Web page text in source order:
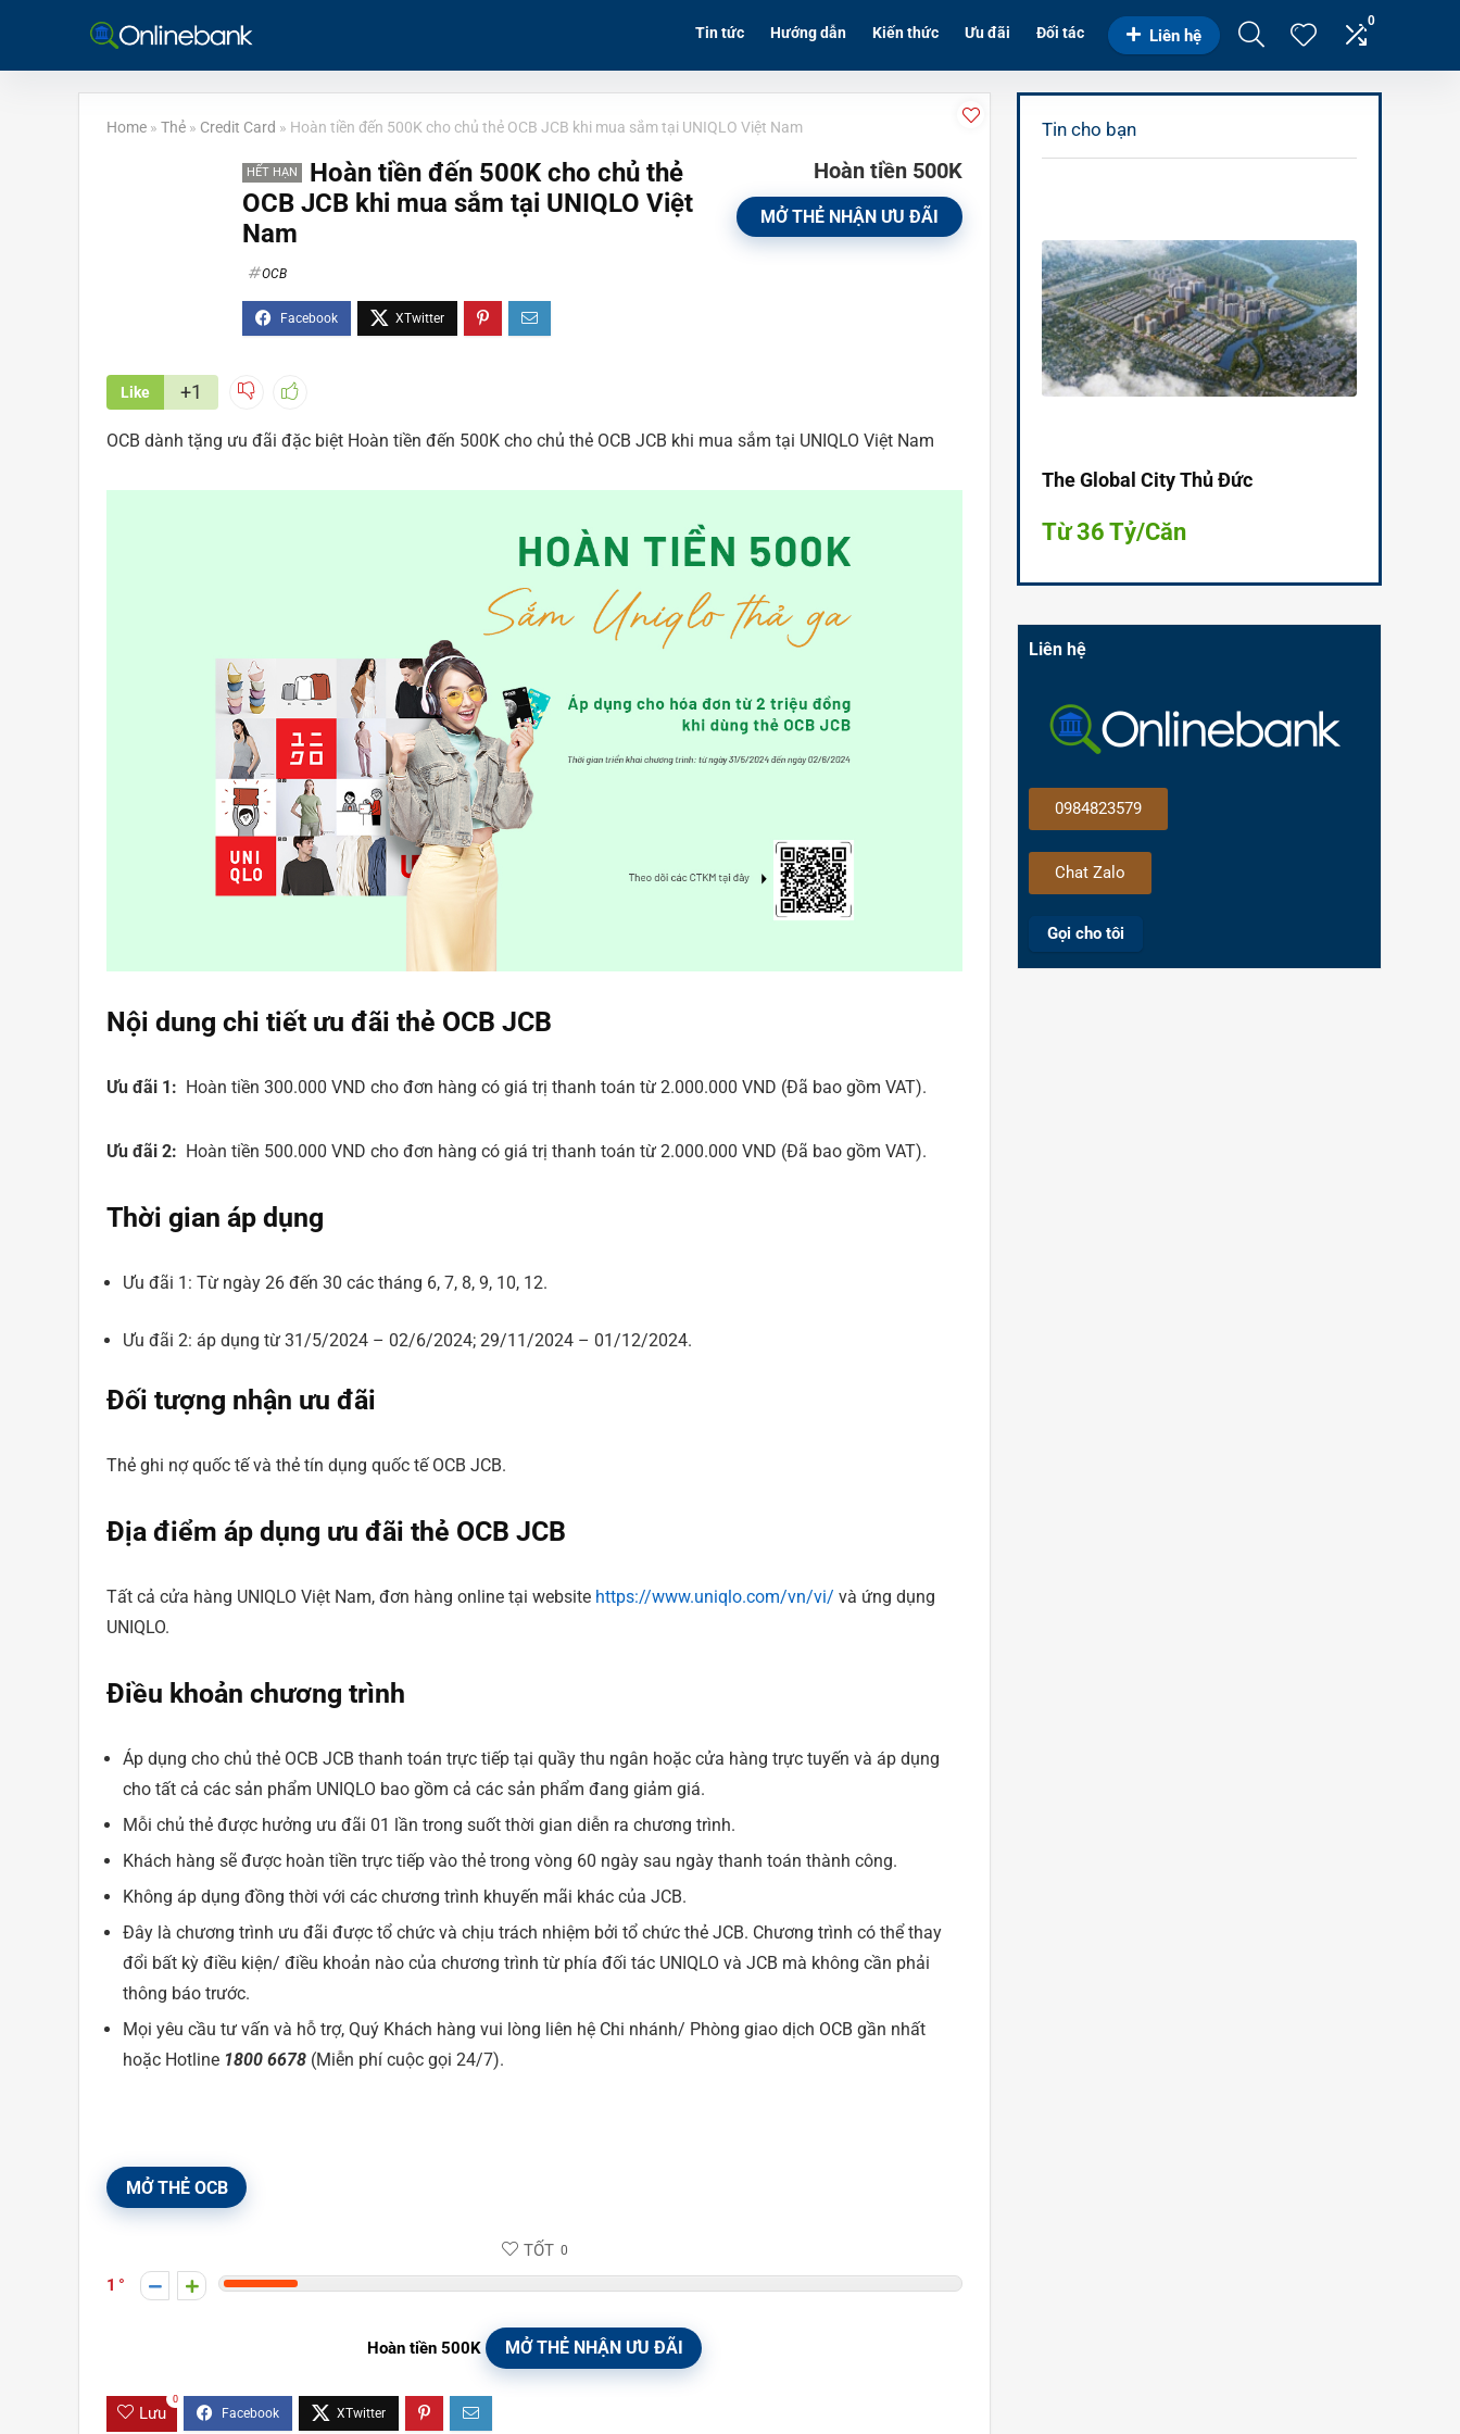
Tin tức Hướng dẫn Kiến thức Ưu đãi Đối tác Liên hệ
0
Home » Thẻ » Credit Card » Hoàn tiền đến 500K cho chủ thẻ OCB JCB khi mua sắm tại UNIQLO Việt Nam
HẾT HẠN
Hoàn tiền đến 500K cho chủ thẻ
OCB JCB khi mua sắm tại UNIQLO Việt
Nam
OCB
Hoàn tiền 500K
MỞ THẺ NHẬN ƯU ĐÃI
Like +1
OCB dành tặng ưu đãi đặc biệt Hoàn tiền đến 500K cho chủ thẻ OCB JCB khi mua sắm tại UNIQLO Việt Nam
Nội dung chi tiết ưu đãi thẻ OCB JCB
Ưu đãi 1: Hoàn tiền 300.000 VND cho đơn hàng có giá trị thanh toán từ 2.000.000 VND (Đã bao gồm VAT).
Ưu đãi 2: Hoàn tiền 500.000 VND cho đơn hàng có giá trị thanh toán từ 2.000.000 VND (Đã bao gồm VAT).
Thời gian áp dụng
Ưu đãi 1: Từ ngày 26 đến 30 các tháng 6, 7, 8, 9, 10, 12.
Ưu đãi 2: áp dụng từ 31/5/2024 – 02/6/2024; 29/11/2024 – 01/12/2024.
Đối tượng nhận ưu đãi
Thẻ ghi nợ quốc tế và thẻ tín dụng quốc tế OCB JCB.
Địa điểm áp dụng ưu đãi thẻ OCB JCB
Tất cả cửa hàng UNIQLO Việt Nam, đơn hàng online tại website https://www.uniqlo.com/vn/vi/ và ứng dụng
UNIQLO.
Điều khoản chương trình
Áp dụng cho chủ thẻ OCB JCB thanh toán trực tiếp tại quầy thu ngân hoặc cửa hàng trực tuyến và áp dụng
cho tất cả các sản phẩm UNIQLO bao gồm cả các sản phẩm đang giảm giá.
Mỗi chủ thẻ được hưởng ưu đãi 01 lần trong suốt thời gian diễn ra chương trình.
Khách hàng sẽ được hoàn tiền trực tiếp vào thẻ trong vòng 60 ngày sau ngày thanh toán thành công.
Không áp dụng đồng thời với các chương trình khuyến mãi khác của JCB.
Đây là chương trình ưu đãi được tổ chức và chịu trách nhiệm bởi tổ chức thẻ JCB. Chương trình có thể thay
đổi bất kỳ điều kiện/ điều khoản nào của chương trình từ phía đối tác UNIQLO và JCB mà không cần phải
thông báo trước.
Mọi yêu cầu tư vấn và hỗ trợ, Quý Khách hàng vui lòng liên hệ Chi nhánh/ Phòng giao dịch OCB gần nhất
hoặc Hotline 1800 6678 (Miễn phí cuộc gọi 24/7).
MỞ THẺ OCB
TỐT 0
1
Hoàn tiền 500K MỞ THẺ NHẬN ƯU ĐÃI
Lưu
0
Tin cho bạn
The Global City Thủ Đức
Từ 36 Tỷ/Căn
Liên hệ
0984823579
Chat Zalo
Gọi cho tôi